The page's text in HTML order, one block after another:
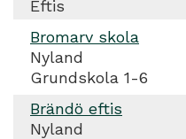
Eftis
Bromarv skola
Nyland
Grundskola 1-6
Brändö eftis
Nyland